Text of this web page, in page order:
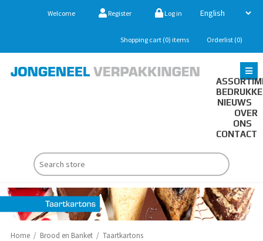
Welcome Register Log in
Shopping cart (0) items Orderlist (0)
NIEUWS
OVER
ONS
CONTACT
Home / Brood en Banket / Taartkartons